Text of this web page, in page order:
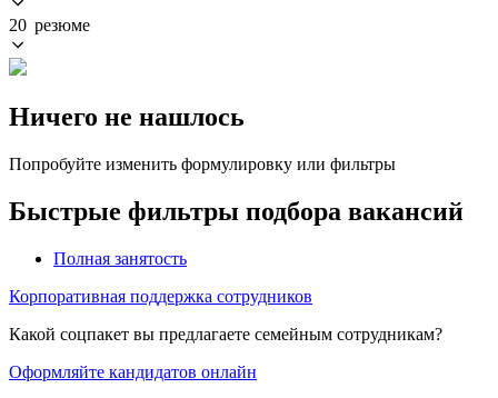
20 резюме
Ничего не нашлось
Попробуйте изменить формулировку или фильтры
Быстрые фильтры подбора вакансий
Полная занятость
Корпоративная поддержка сотрудников
Какой соцпакет вы предлагаете семейным сотрудникам?
Оформляйте кандидатов онлайн